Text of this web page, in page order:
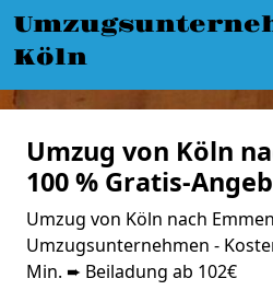
Köln
Umzug von Köln
100 % Gratis-
Umzug von Köln nach
Umzugsunternehmen -
Min. ➨ Beiladung ab 102€